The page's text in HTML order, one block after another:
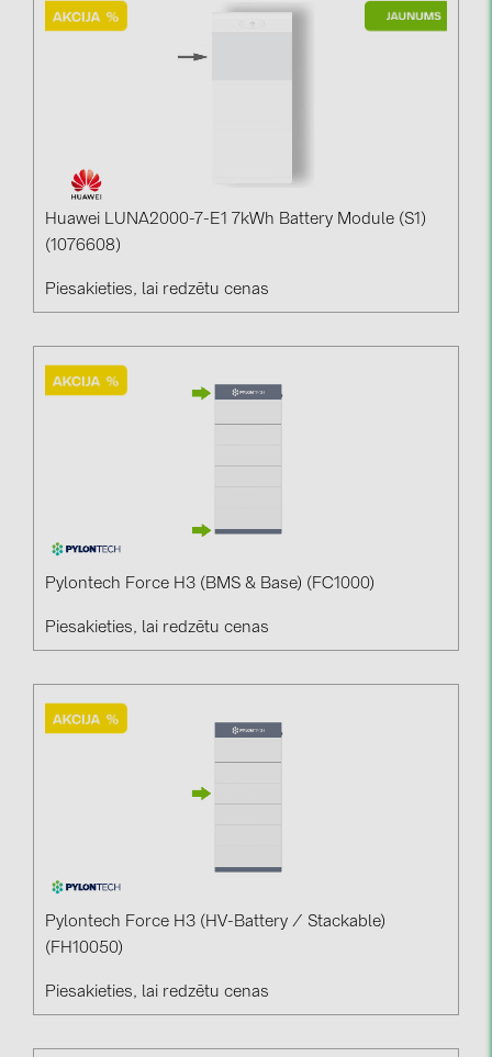
Huawei LUNA2000-7-E1 7kWh Battery Module (S1)
(1076608)
Piesakieties, lai redzētu cenas
Pylontech Force H3 (BMS & Base) (FC1000)
Piesakieties, lai redzētu cenas
Pylontech Force H3 (HV-Battery / Stackable)
(FH10050)
Piesakieties, lai redzētu cenas